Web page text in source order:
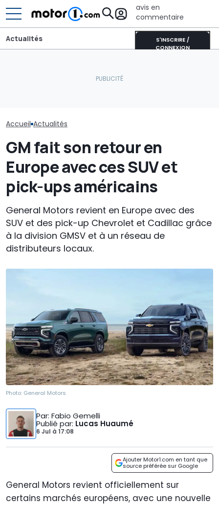
avis en
commentaire
S'INSCRIRE /
CONNEXION
Actualités
Accueil Actualités
GM fait son retour en
Europe avec ces SUV et
pick-ups américains
General Motors revient en Europe avec des
SUV et des pick-up Chevrolet et Cadillac grâce
à la division GMSV et à un réseau de
distributeurs locaux.
Photo: General Motors
Par: Fabio Gemelli
Publié par: Lucas Huaumé
6 Jul à 17:08
Ajouter Motor1.com en tant que
source préférée sur Google
General Motors revient officiellement sur
certains marchés européens, avec une nouvelle